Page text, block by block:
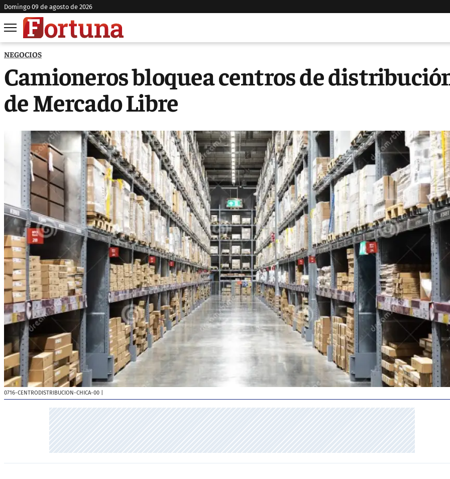
domingo 09 de agosto de 2026
NEGOCIOS
Camioneros bloquea centros de
de Mercado Libre
0716-CENTRODISTRIBUCION-CHICA-00